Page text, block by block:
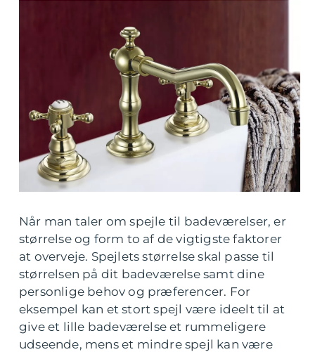
Når man taler om spejle til badeværelser, er
størrelse og form to af de vigtigste faktorer
at overveje. Spejlets størrelse skal passe til
størrelsen på dit badeværelse samt dine
personlige behov og præferencer. For
eksempel kan et stort spejl være ideelt til at
give et lille badeværelse et rummeligere
udseende, mens et mindre spejl kan være